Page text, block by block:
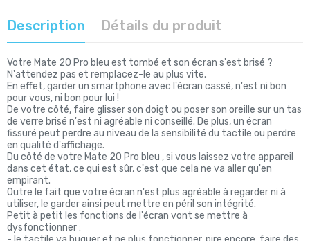
Description Détails du produit
Votre Mate 20 Pro bleu est tombé et son écran s'est brisé ?
N'attendez pas et remplacez-le au plus vite.
En effet, garder un smartphone avec l'écran cassé, n'est ni bon
pour vous, ni bon pour lui !
De votre côté, faire glisser son doigt ou poser son oreille sur un tas
de verre brisé n'est ni agréable ni conseillé. De plus, un écran
fissuré peut perdre au niveau de la sensibilité du tactile ou perdre
en qualité d'affichage.
Du côté de votre Mate 20 Pro bleu , si vous laissez votre appareil
dans cet état, ce qui est sûr, c'est que cela ne va aller qu'en
empirant.
Outre le fait que votre écran n'est plus agréable à regarder ni à
utiliser, le garder ainsi peut mettre en péril son intégrité.
Petit à petit les fonctions de l'écran vont se mettre à
dysfonctionner :